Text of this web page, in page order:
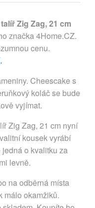
Zig Zag, 21 cm
značka 4Home.CZ.
cenu.
.
Cheescake s
koláč se bude
vyjímat.
Zig Zag, 21 cm nyní
kousek vyrábí
o kvalitku za
levně.
na odběrná místa
málo okamžiků.